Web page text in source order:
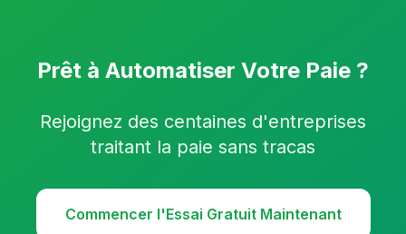
Prêt à Automatiser Votre Paie ?
Rejoignez des centaines d'entreprises
traitant la paie sans tracas
Commencer l'Essai Gratuit Maintenant